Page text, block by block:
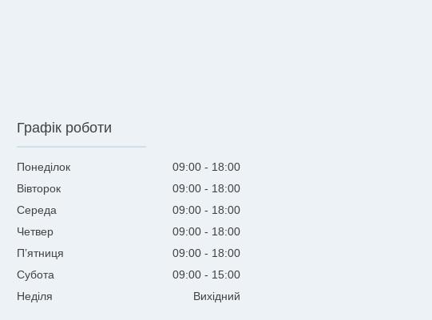
Графік роботи
Понеділок 09:00
18:00
Вівторок
09:00
18:00
Середа
09:00
18:00
Четвер
09:00
18:00
Пʼятниця
09:00
18:00
Субота
09:00
15:00
Неділя
Вихідний